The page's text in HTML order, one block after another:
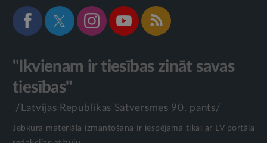
"Ikvienam ir tiesības zināt savas
tiesības"
/Latvijas Republikas Satversmes 90. pants/
Jebkura materiāla izmantošana ir iespējama tikai ar LV portāla